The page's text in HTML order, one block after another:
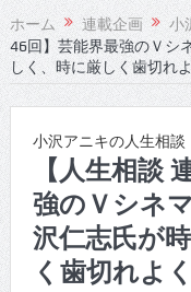
CINEMA×STYLE
CINEMA×STYLE
CINEMA×STYLE
CINEMA×STYLE
CINEMA×STYLE
CINEMA×STYLE
CINEMA×STYLE
ホーム 連載企画 小
46回】芸能界最強のＶシ
しく、時に厳しく歯切れ
小沢アニキの人生相
【人生相談
強のＶシネ
沢仁志氏が
く歯切れよ